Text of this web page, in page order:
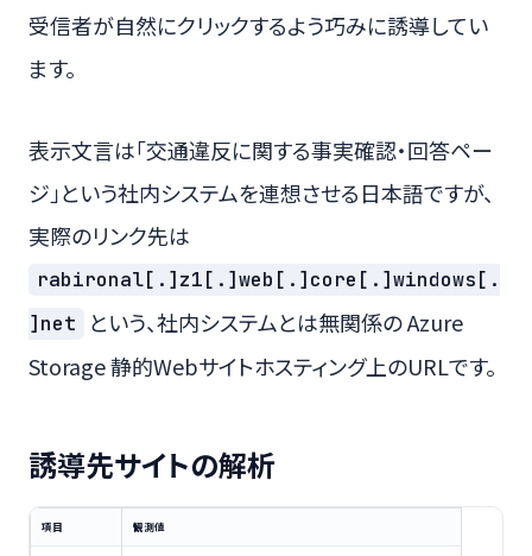
受信者が自然にクリックするよう巧みに誘導してい
ます。
表示文言は「交通違反に関する事実確認・回答ペー
ジ」という社内システムを連想させる日本語ですが、
実際のリンク先は
rabironal[.]z1[.]web[.]core[.]windows[.
]net
という、社内システムとは無関係の Azure
Storage 静的Webサイトホスティング上のURLです。
誘導先サイトの解析
項目 観測値